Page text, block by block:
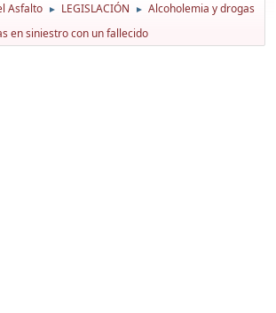
Asfalto ► LEGISLACIÓN ► Alcoholemia y drogas
en siniestro con un fallecido